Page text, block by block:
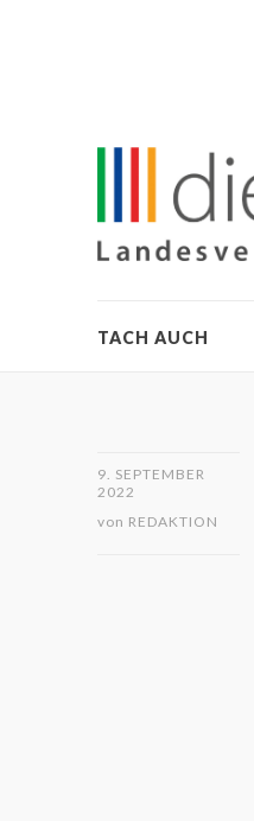
TACH AUCH
9. SEPTEMBER
2022
von REDAKTION